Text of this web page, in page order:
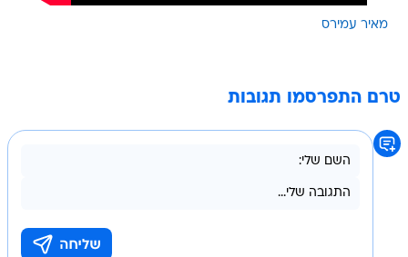
מאיר עמירס
טרם התפרסמו תגובות